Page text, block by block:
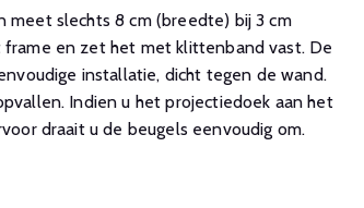
meet slechts 8 cm (breedte) bij 3 cm
en zet het met klittenband vast. De
installatie, dicht tegen de wand.
Indien u het projectiedoek aan het
draait u de beugels eenvoudig om.